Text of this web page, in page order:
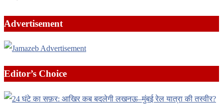
Advertisement
Editor’s Choice